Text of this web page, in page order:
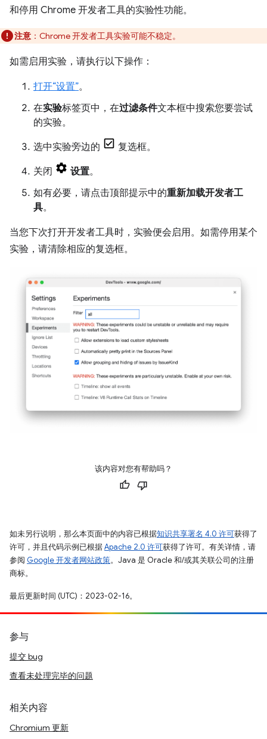
和停用 Chrome 开发者工具的实验性功能。
注意 ：Chrome 开发者工具实验可能不稳定。
如需启用实验，请执行以下操作：
打开“设置”。
在实验标签页中，在过滤条件文本框中搜索您要尝试
的实验。
选中实验旁边的 复选框。
关闭 设置。
如有必要，请点击顶部提示中的重新加载开发者工
具。
当您下次打开开发者工具时，实验便会启用。如需停用某个
实验，请清除相应的复选框。
该内容对您有帮助吗？
如未另行说明，那么本页面中的内容已根据知识共享署名 4.0 许可获得了
许可，并且代码示例已根据Apache 2.0 许可获得了许可。有关详情，请
参阅 Google 开发者网站政策。Java 是 Oracle 和/或其关联公司的注册
商标。
最后更新时间 (UTC)：2023-02-16。
参与
提交 bug
查看未处理完毕的问题
相关内容
Chromium 更新